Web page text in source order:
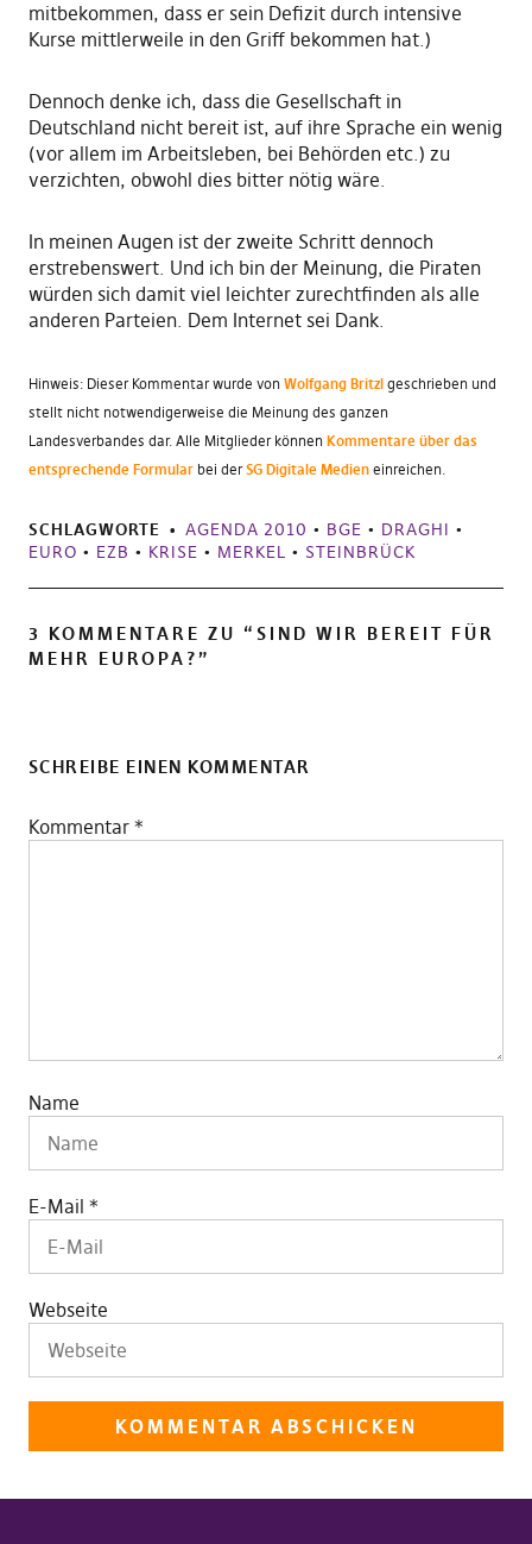
mitbekommen, dass er sein Defizit durch intensive
Kurse mittlerweile in den Griff bekommen hat.)
Dennoch denke ich, dass die Gesellschaft in
Deutschland nicht bereit ist, auf ihre Sprache ein wenig
(vor allem im Arbeitsleben, bei Behörden etc.) zu
verzichten, obwohl dies bitter nötig wäre.
In meinen Augen ist der zweite Schritt dennoch
erstrebenswert. Und ich bin der Meinung, die Piraten
würden sich damit viel leichter zurechtfinden als alle
anderen Parteien. Dem Internet sei Dank.
Hinweis: Dieser Kommentar wurde von Wolfgang Britzlgeschrieben und
stellt nicht notwendigerweise die Meinung des ganzen
Landesverbandes dar. Alle Mitglieder können Kommentare über das
entsprechende Formularbei derSG Digitale Medieneinreichen.
SCHLAGWORTE AGENDA 2010 • BGE • DRAGHI •
EURO • EZB • KRISE • MERKEL • STEINBRÜCK
3 KOMMENTARE ZU “ SIND WIR BEREIT FÜR
MEHR EUROPA?”
SCHREIBE EINEN KOMMENTAR
Kommentar *
Name
E-Mail *
Webseite